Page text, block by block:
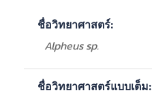
ชื่อวิทยาศาสตร์:
Alpheus sp.
ชื่อวิทยาศาสตร์แบบเต็ม: